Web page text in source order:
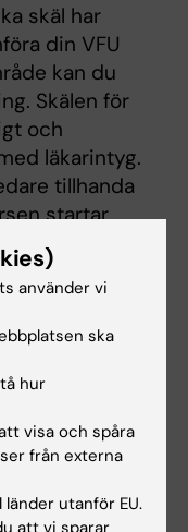
skäl har
din VFU
kan du
Skälen för
och
läkarintyg.
tillhanda
startar.
i samband
fattas
-
VFU-
under
och omsorg,
använder vi
ska
hur
visa och spåra
från externa
utanför EU.
att vi sparar